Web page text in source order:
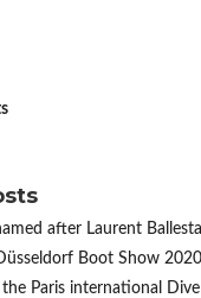
after Laurent Ballesta
Boot Show 2020
Paris international